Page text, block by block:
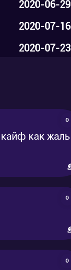
2020-06-29
2020-07-16
2020-07-23
2020-08-12
2020-08-19
2020-09-03
2020-09-09
0
кайф как жаль
0
0